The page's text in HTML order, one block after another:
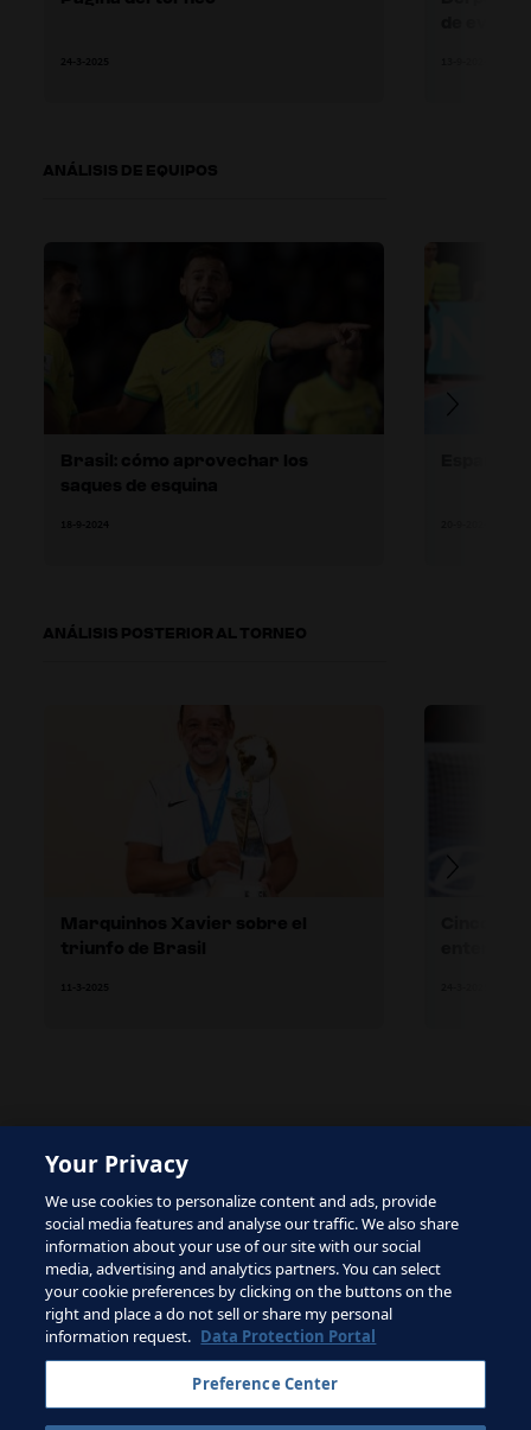
ANÁLISIS DE EQUIPOS
ANÁLISIS POSTERIOR AL TORNEO
The site is protected by reCAPTCHA and the Google
Privacy PolicyandTerms of Serviceapply.
Términos de servicio
Contacta con la FIFA
Suscríbete al boletín
Your Privacy
We use cookies to personalize content and ads, provide
social media features and analyse our traffic. We also share
information about your use of our site with our social
media, advertising and analytics partners. You can select
your cookie preferences by clicking on the buttons on the
right and place a do not sell or share my personal
information request. Data Protection Portal
Preference Center